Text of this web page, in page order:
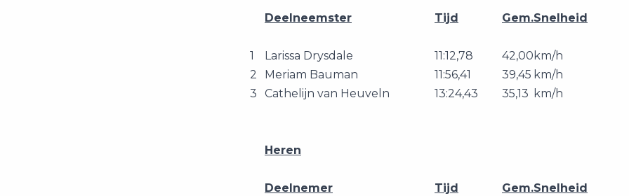
Deelneemster Tijd Gem.Snelheid
1 Larissa Drysdale 11:12,78 42,00 km/h
2
Meriam Bauman 11:56,41 39,45 km/h
3
Cathelijn van Heuveln 13:24,43 35,13 km/h
Heren
Deelnemer Tijd Gem.Snelheid